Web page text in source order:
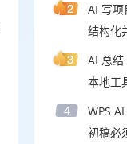
AI 写项
结构化
AI 总结
本地工
4
WPS
初稿必